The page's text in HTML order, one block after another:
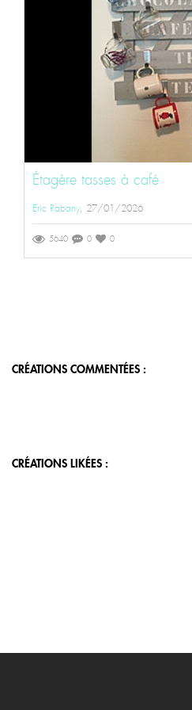
Étagère tasses à café
Eric Rabany, 27/01/2026
5640 0 0
CRÉATIONS COMMENTÉES :
CRÉATIONS LIKÉES :